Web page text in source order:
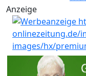
Anzeige